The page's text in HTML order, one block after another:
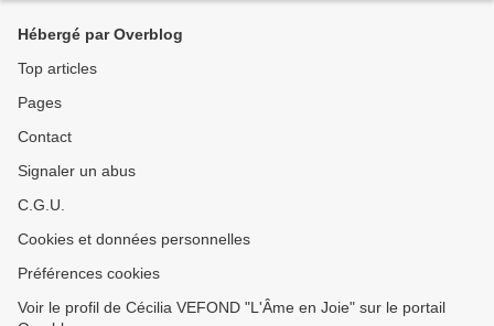
Hébergé par Overblog
Top articles
Pages
Contact
Signaler un abus
C.G.U.
Cookies et données personnelles
Préférences cookies
Voir le profil de Cécilia VEFOND "L'Âme en Joie" sur le portail